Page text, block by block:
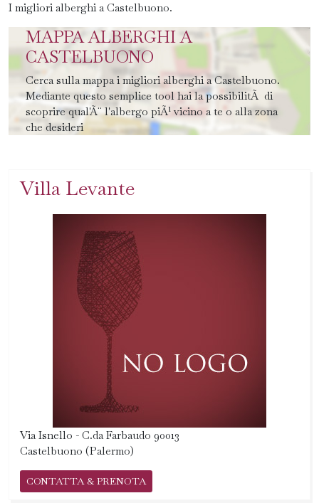
I migliori alberghi a Castelbuono.
MAPPA ALBERGHI A
CASTELBUONO
Cerca sulla mappa i migliori alberghi a Castelbuono.
Mediante questo semplice tool hai la possibilitÃ di
scoprire qual'Ã¨ l'albergo piÃ¹ vicino a te o alla zona
che desideri
Villa Levante
Via Isnello - C.da Farbaudo 90013
Castelbuono (Palermo)
CONTATTA & PRENOTA